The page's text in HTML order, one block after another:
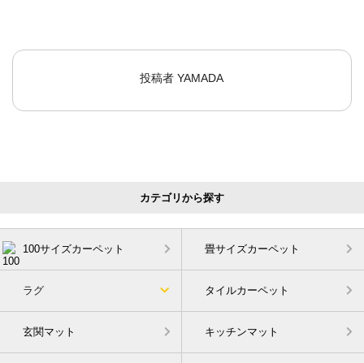
投稿者 YAMADA
カテゴリから探す
100サイズカーペット 畳サイズカーペット
ラグ タイルカーペット
玄関マット キッチンマット